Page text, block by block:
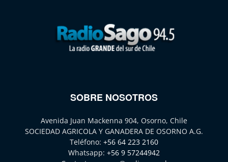
SOBRE NOSOTROS
Avenida Juan Mackenna 904, Osorno, Chile
SOCIEDAD AGRICOLA Y GANADERA DE OSORNO A.G.
Teléfono: +56 64 223 2160
Whatsapp: +56 9 57244942